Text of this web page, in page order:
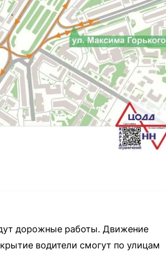
дорожные работы. Движение
водители смогут по улицам